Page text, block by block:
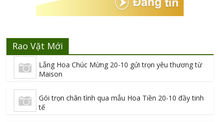
Rao Vặt Mới
Lẵng Hoa Chúc Mừng 20-10 gửi trọn yêu thương từ
Maison
Gói trọn chân tình qua mẫu Hoa Tiền 20-10 đầy tinh
tế